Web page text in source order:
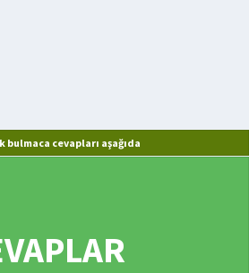
bulmaca cevapları aşağıda